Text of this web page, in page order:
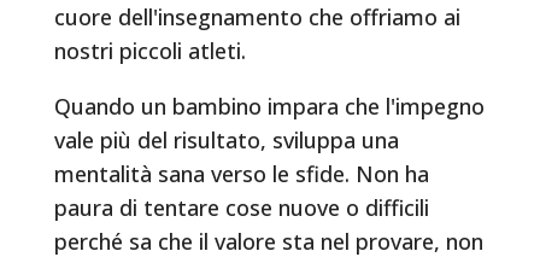
cuore dell'insegnamento che offriamo ai
nostri piccoli atleti.
Quando un bambino impara che l'impegno
vale più del risultato, sviluppa una
mentalità sana verso le sfide. Non ha
paura di tentare cose nuove o difficili
perché sa che il valore sta nel provare, non